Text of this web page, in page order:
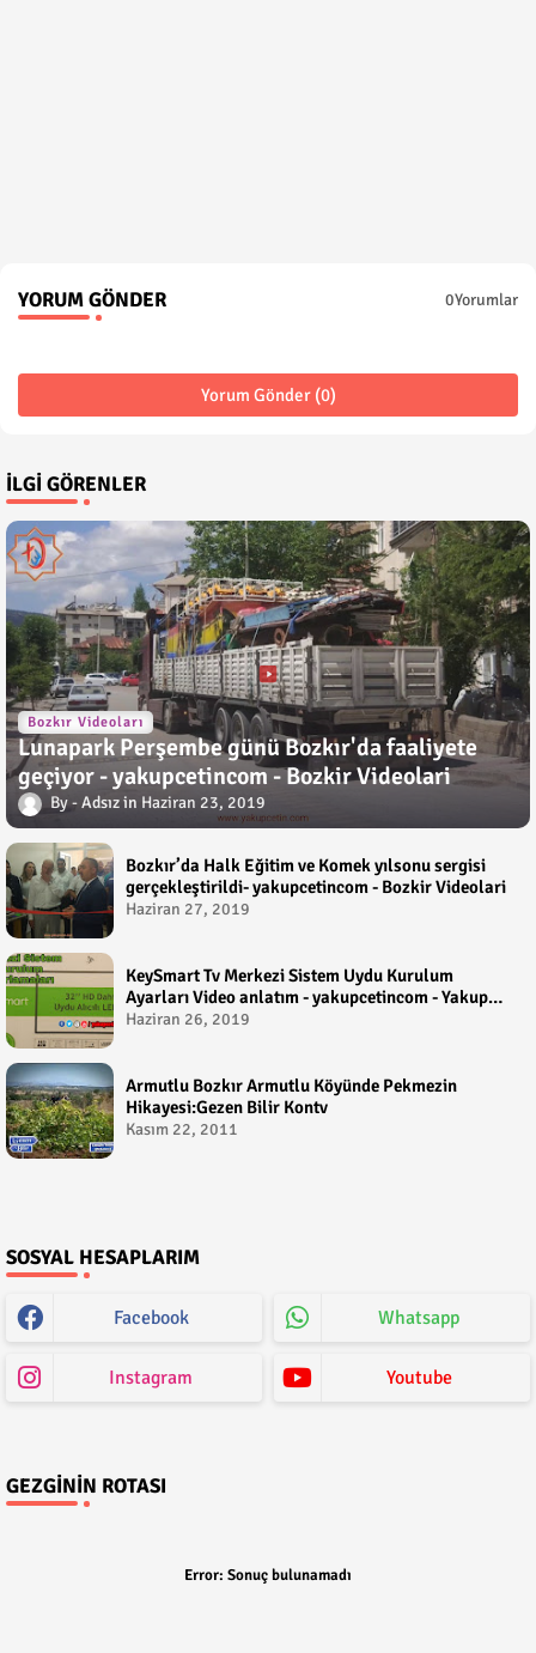
YORUM GÖNDER 0Yorumlar
Yorum Gönder (0)
İLGI GÖRENLER
Bozkır Videoları
Lunapark Perşembe günü Bozkır'da faaliyete
geçiyor - yakupcetincom - Bozkir Videolari
Adsız Haziran 23, 2019
Bozkır’da Halk Eğitim ve Komek yılsonu sergisi
gerçekleştirildi- yakupcetincom - Bozkir Videolari
Haziran 27, 2019
KeySmart Tv Merkezi Sistem Uydu Kurulum
Ayarları Video anlatım - yakupcetincom - Yakup
Çetin
Haziran 26, 2019
Armutlu Bozkır Armutlu Köyünde Pekmezin
Hikayesi:Gezen Bilir Kontv
Kasım 22, 2011
SOSYAL HESAPLARIM
Facebook Whatsapp
Instagram Youtube
GEZGININ ROTASI
Error: Sonuç bulunamadı